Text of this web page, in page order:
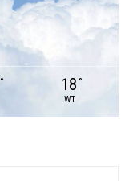
° 18 °
WT